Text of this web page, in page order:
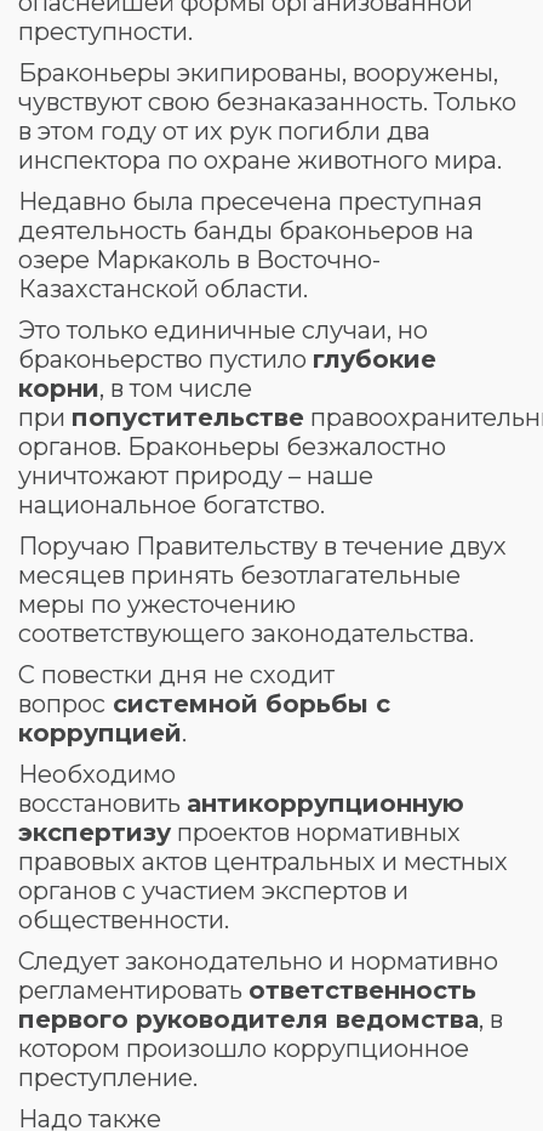
преступности.
Браконьеры экипированы, вооружены,
чувствуют свою безнаказанность. Только
в этом году от их рук погибли два
инспектора по охране животного мира.
Недавно была пресечена преступная
деятельность банды браконьеров на
озере Маркаколь в Восточно-
Казахстанской области.
Это только единичные случаи, но
браконьерство пустило глубокие
корни, в том числе
при попустительстве
органов. Браконьеры безжалостно
уничтожают природу – наше
национальное богатство.
Поручаю Правительству в течение двух
месяцев принять безотлагательные
меры по ужесточению
соответствующего законодательства.
С повестки дня не сходит
вопрос системной борьбы с
коррупцией.
Необходимо
восстановить антикоррупционную
экспертизу проектов нормативных
правовых актов центральных и местных
органов с участием экспертов и
общественности.
Следует законодательно и нормативно
регламентировать ответственность
первого руководителя ведомства, в
котором произошло коррупционное
преступление.
Надо также